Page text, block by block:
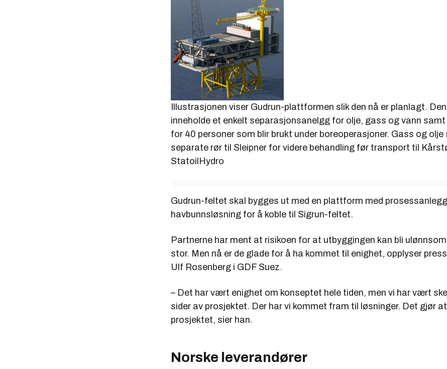
Illustrasjonen viser Gudrun-plattformen slik den nå er planlagt.
inneholde et enkelt separasjonsanelgg for olje, gass og vann
for 40 personer som blir brukt under boreoperasjoner. Gass og olje
separate rør til Sleipner for videre behandling før transport til
StatoilHydro
Gudrun-feltet skal bygges ut med en plattform med
havbunnsløsning for å koble til Sigrun-feltet.
Partnerne har ment at risikoen for at utbyggingen kan bli
stor. Men nå er de glade for å ha kommet til enighet, opplyser
Ulf Rosenberg i GDF Suez.
– Det har vært enighet om konseptet hele tiden, men vi har vært
sider av prosjektet. Der har vi kommet fram til løsninger. Det gjør
prosjektet, sier han.
Norske leverandører